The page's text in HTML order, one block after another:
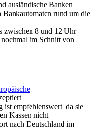
ausländische Banken
rund um die
zwischen 8 und 12 Uhr
im Schnitt von
empfehlenswert, da sie
Kassen nicht
nach Deutschland im